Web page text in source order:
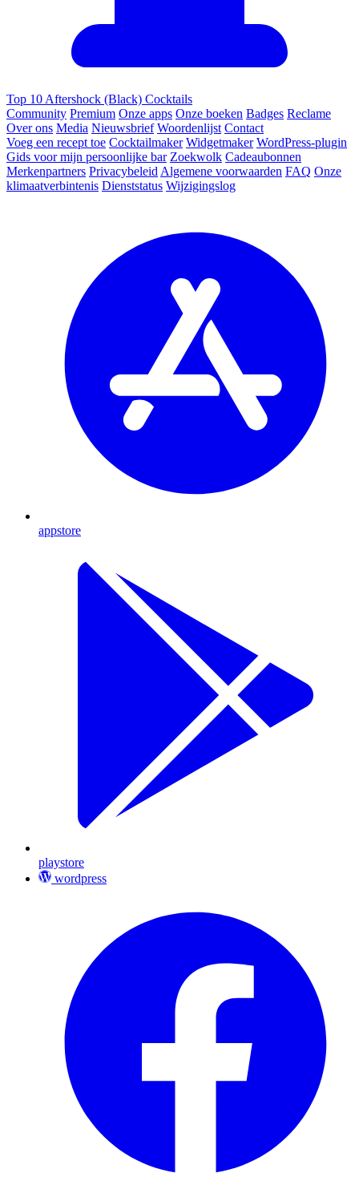
Top 10 Aftershock (Black) Cocktails
Community Premium Onze apps Onze boeken Badges Reclame
Over ons Media Nieuwsbrief Woordenlijst Contact
Voeg een recept toe Cocktailmaker Widgetmaker WordPress-plugin
Gids voor mijn persoonlijke bar Zoekwolk Cadeaubonnen
Merkenpartners Privacybeleid Algemene voorwaarden FAQ Onze
klimaatverbintenis Dienststatus Wijzigingslog
appstore
playstore
wordpress